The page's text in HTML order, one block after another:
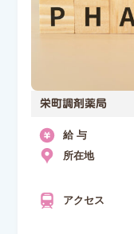
栄町調剤薬局
給 与
所在地
アクセス